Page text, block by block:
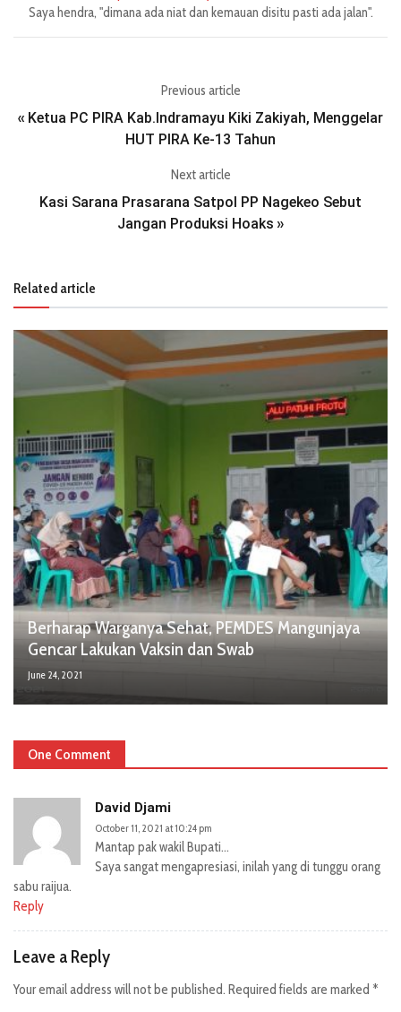
Saya hendra, "dimana ada niat dan kemauan disitu pasti ada jalan".
Previous article
« Ketua PC PIRA Kab.Indramayu Kiki Zakiyah, Menggelar
HUT PIRA Ke-13 Tahun
Next article
Kasi Sarana Prasarana Satpol PP Nagekeo Sebut
Jangan Produksi Hoaks »
Related article
Berharap Warganya Sehat, PEMDES Mangunjaya
Gencar Lakukan Vaksin dan Swab
June 24, 2021
One Comment
David Djami
October 11, 2021 at 10:24 pm
Mantap pak wakil Bupati…
Saya sangat mengapresiasi, inilah yang di tunggu orang
sabu raijua.
Reply
Leave a Reply
Your email address will not be published. Required fields are marked *